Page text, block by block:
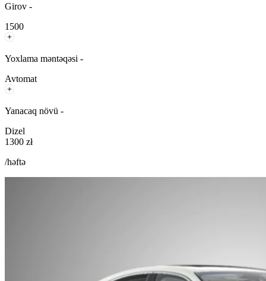
Girov -
1500
Yoxlama məntəqəsi -
Avtomat
Yanacaq növü -
Dizel
1300 zł
/həftə